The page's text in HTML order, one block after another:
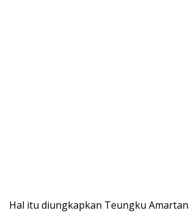
Hal itu diungkapkan Teungku